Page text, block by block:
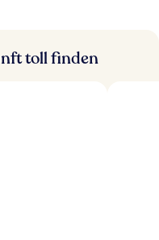
toll finden